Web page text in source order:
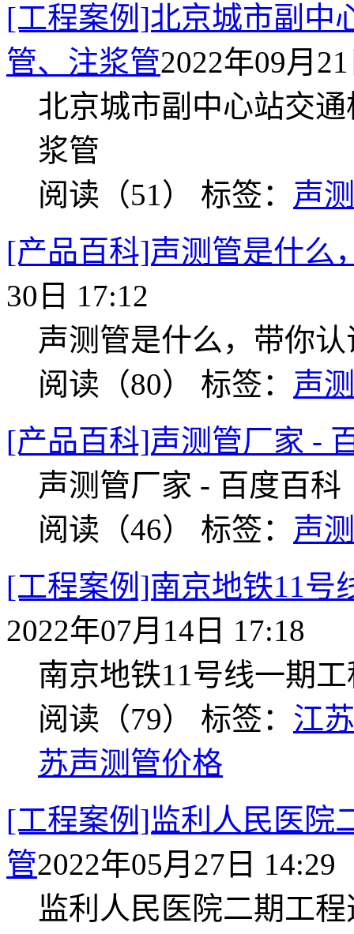
[工程案例]北京城市副中
管、注浆管2022年09月
北京城市副中心站交
浆管
阅读（51） 标签： 声
[产品百科]声测管是什么
30日 17:12
声测管是什么，带你
阅读（80） 标签： 声
[产品百科]声测管厂家 -
声测管厂家 - 百度百科
阅读（46） 标签： 声
[工程案例]南京地铁11号
2022年07月14日 17:18
南京地铁11号线一期
阅读（79） 标签： 江
苏声测管价格
[工程案例]监利人民医院
管2022年05月27日 14:29
监利人民医院二期工